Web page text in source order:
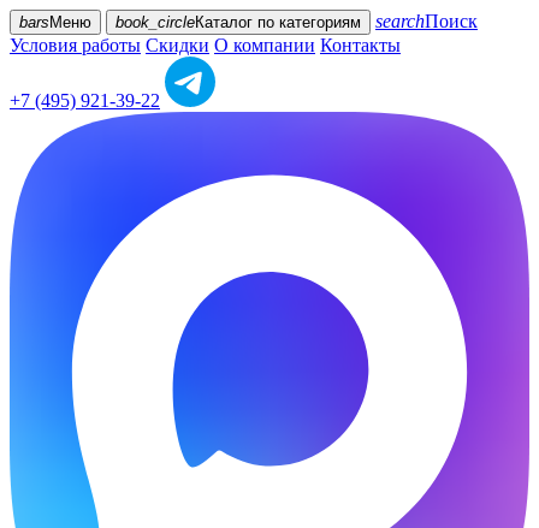
bars Меню book_circleКаталог по категориям searchПоиск
Условия работы Скидки О компании Контакты
+7 (495) 921-39-22